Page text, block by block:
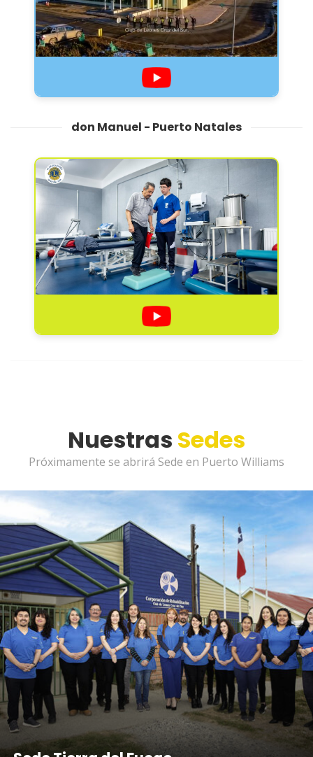
don Manuel - Puerto Natales
Nuestras Sedes
Próximamente se abrirá Sede en Puerto Williams